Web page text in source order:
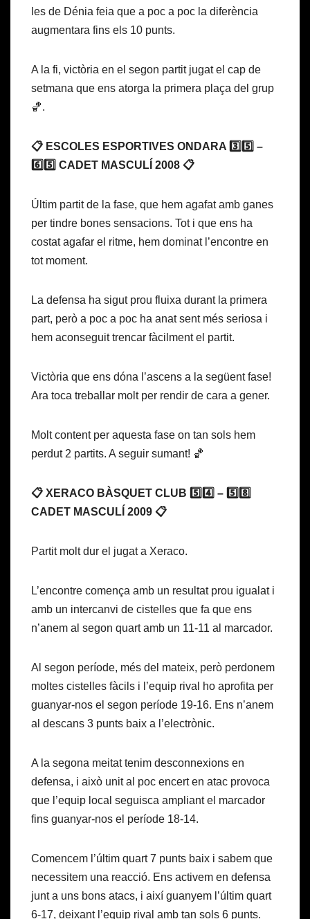
les de Dénia feia que a poc a poc la diferència
augmentara fins els 10 punts.
A la fi, victòria en el segon partit jugat el cap de
setmana que ens atorga la primera plaça del grup
🏀.
📋 ESCOLES ESPORTIVES ONDARA 3️⃣5️⃣ –
6️⃣5️⃣ CADET MASCULÍ 2008 📋
Últim partit de la fase, que hem agafat amb ganes
per tindre bones sensacions. Tot i que ens ha
costat agafar el ritme, hem dominat l’encontre en
tot moment.
La defensa ha sigut prou fluixa durant la primera
part, però a poc a poc ha anat sent més seriosa i
hem aconseguit trencar fàcilment el partit.
Victòria que ens dóna l’ascens a la següent fase!
Ara toca treballar molt per rendir de cara a gener.
Molt content per aquesta fase on tan sols hem
perdut 2 partits. A seguir sumant! 🏀
📋 XERACO BÀSQUET CLUB 5️⃣4️⃣ – 5️⃣8️⃣
CADET MASCULÍ 2009 📋
Partit molt dur el jugat a Xeraco.
L’encontre comença amb un resultat prou igualat i
amb un intercanvi de cistelles que fa que ens
n’anem al segon quart amb un 11-11 al marcador.
Al segon període, més del mateix, però perdonem
moltes cistelles fàcils i l’equip rival ho aprofita per
guanyar-nos el segon període 19-16. Ens n’anem
al descans 3 punts baix a l’electrònic.
A la segona meitat tenim desconnexions en
defensa, i això unit al poc encert en atac provoca
que l’equip local seguisca ampliant el marcador
fins guanyar-nos el període 18-14.
Comencem l’últim quart 7 punts baix i sabem que
necessitem una reacció. Ens activem en defensa
junt a uns bons atacs, i així guanyem l’últim quart
6-17, deixant l’equip rival amb tan sols 6 punts.